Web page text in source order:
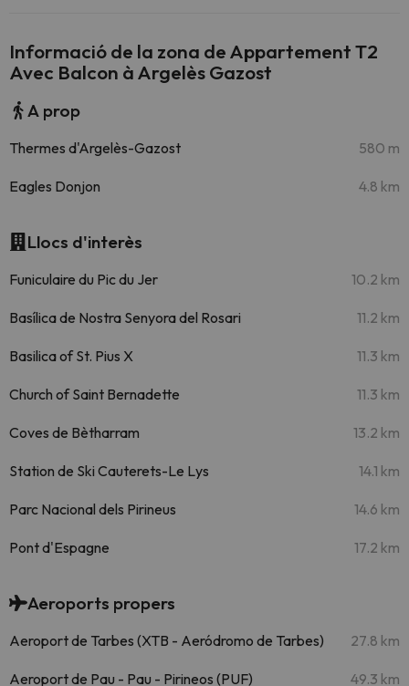
Informació de la zona de Appartement T2
Avec Balcon à Argelès Gazost
A prop
Thermes d'Argelès-Gazost 580 m
Eagles Donjon 4.8 km
Llocs d'interès
Funiculaire du Pic du Jer 10.2 km
Basílica de Nostra Senyora del Rosari 11.2 km
Basilica of St. Pius X 11.3 km
Church of Saint Bernadette 11.3 km
Coves de Bètharram 13.2 km
Station de Ski Cauterets-Le Lys 14.1 km
Parc Nacional dels Pirineus 14.6 km
Pont d'Espagne 17.2 km
Aeroports propers
Aeroport de Tarbes (XTB - Aeródromo de Tarbes) 27.8 km
Aeroport de Pau - Pau - Pirineos (PUF) 49.3 km